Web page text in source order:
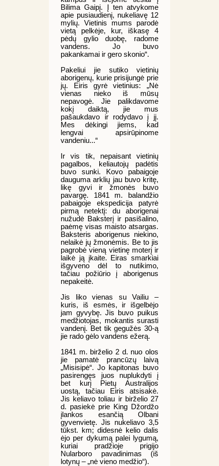
Bilima Gaipį. Į ten atvykome
apie pusiaudienį, nukeliavę 12
mylių. Vietinis mums parodė
vietą pelkėje, kur, iškasę 4
pėdų gylio duobę, radome
vandens. Jo buvo
pakankamai ir gero skonio“.
Pakeliui jie sutiko vietinių
aborigenų, kurie prisijungė prie
jų. Eiris gyrė vietinius: „Nė
vienas nieko iš mūsų
nepavogė. Jie palikdavome
kokį daiktą, jie mus
pašaukdavo ir rodydavo į jį.
Mes dėkingi jiems, kad
lengvai apsirūpinome
vandeniu...“
Ir vis tik, nepaisant vietinių
pagalbos, keliautojų padėtis
buvo sunki. Kovo pabaigoje
dauguma arklių jau buvo kritę,
likę gyvi ir žmonės buvo
pavargę. 1841 m. balandžio
pabaigoje ekspedicija patyrė
pirmą netektį: du aborigenai
nužudė Baksterį ir pasišalino,
paėmę visas maisto atsargas.
Baksteris aborigenus niekino,
nelaikė jų žmonėmis. Be to jis
pagrobė vieną vietinę moterį ir
laikė ją įkaite. Eiras smarkiai
išgyveno dėl to nutikimo,
tačiau požiūrio į aborigenus
nepakeitė.
Jis liko vienas su Vailiu –
kuris, iš esmės, ir išgelbėjo
jam gyvybę. Jis buvo puikus
medžiotojas, mokantis surasti
vandenį. Bet tik gegužės 30-ą
jie rado gėlo vandens ežerą.
1841 m. birželio 2 d. nuo olos
jie pamatė prancūzų laivą
„Misisipė“. Jo kapitonas buvo
pasirengęs juos nuplukdyti į
bet kurį Pietų Australijos
uostą, tačiau Eiris atsisakė.
Jis keliavo toliau ir birželio 27
d. pasiekė prie King Džordžo
įlankos esančią Olbani
gyvenvietę. Jis nukeliavo 3,5
tūkst. km; didesnė kelio dalis
ėjo per dykumą palei lygumą,
kuriai pradžioje prigijo
Nularboro pavadinimas (iš
lotynų – „nė vieno medžio“).